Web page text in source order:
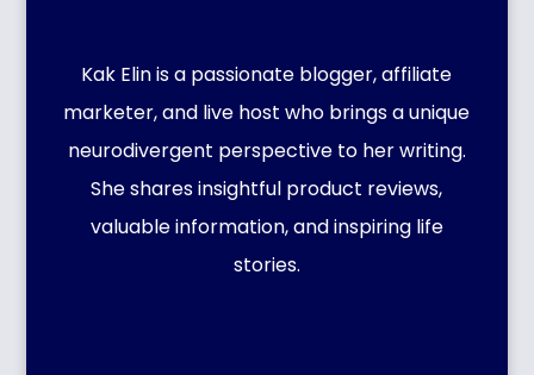
Kak Elin is a passionate blogger, affiliate
marketer, and live host who brings a unique
neurodivergent perspective to her writing.
She shares insightful product reviews,
valuable information, and inspiring life
stories.